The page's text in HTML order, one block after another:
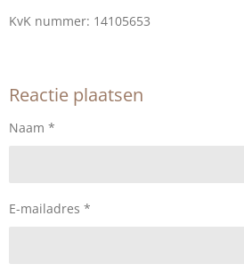
KvK nummer: 14105653
Reactie plaatsen
Naam *
E-mailadres *